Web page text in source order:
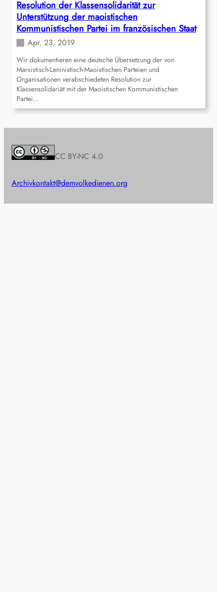
Resolution der Klassensolidarität zur
Unterstützung der maoistischen
Kommunistischen Partei im französischen Staat
Apr. 23, 2019
Wir dokumentieren eine deutsche Übersetzung der von
Marxistisch-Leninistisch-Maoistischen Parteien und
Organisationen verabschiedeten Resolution zur
Klassensolidariät mit der Maoistischen Kommunistischen
Partei…
CC BY-NC 4.0
Archivkontakt@demvolkedienen.org